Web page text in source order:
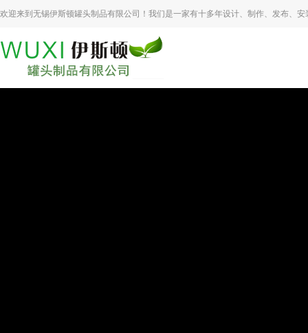
欢迎来到无锡伊斯顿罐头制品有限公司！我们是一家有十多年设计、制作、发布、